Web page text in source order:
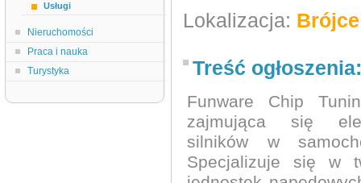
Usługi
Nieruchomości
Praca i nauka
Turystyka
Lokalizacja: Brójce
Treść ogłoszenia:
Funware Chip
zajmująca się
silników w
Specjalizuje się w